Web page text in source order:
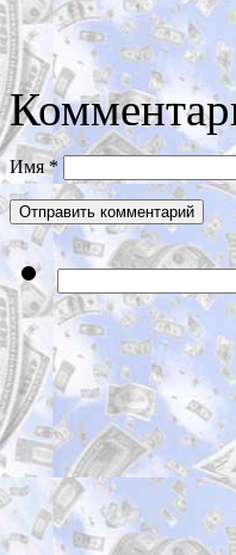
Имя*